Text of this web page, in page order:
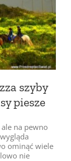
szyby
piesze
na pewno
ominąć wiele
nie